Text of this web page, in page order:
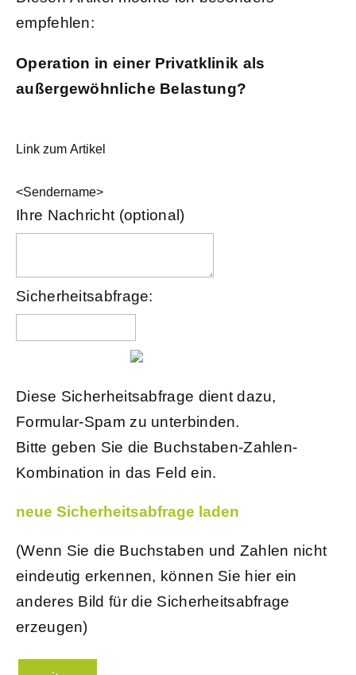
empfehlen:
Operation in einer Privatklinik als
außergewöhnliche Belastung?
Link zum Artikel
<Sendername>
Ihre Nachricht (optional)
Sicherheitsabfrage:
Diese Sicherheitsabfrage dient dazu,
Formular-Spam zu unterbinden.
Bitte geben Sie die Buchstaben-Zahlen-
Kombination in das Feld ein.
neue Sicherheitsabfrage laden
(Wenn Sie die Buchstaben und Zahlen nicht
eindeutig erkennen, können Sie hier ein
anderes Bild für die Sicherheitsabfrage
erzeugen)